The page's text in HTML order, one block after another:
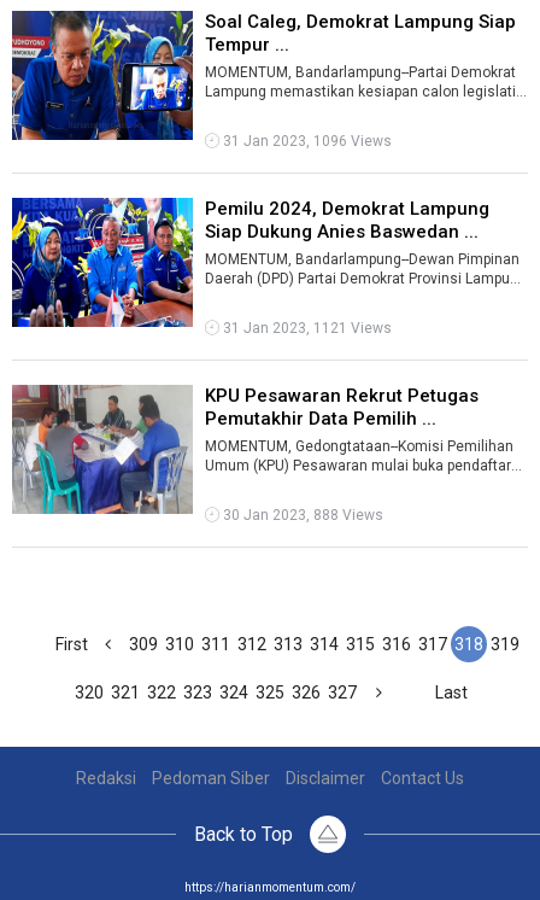
Soal Caleg, Demokrat Lampung Siap
Tempur ...
MOMENTUM, Bandarlampung--Partai Demokrat
Lampung memastikan kesiapan calon legislatif
31 Jan 2023, 1096 Views
Pemilu 2024, Demokrat Lampung
Siap Dukung Anies Baswedan ...
MOMENTUM, Bandarlampung--Dewan Pimpinan
Daerah (DPD) Partai Demokrat Provinsi Lampung
31 Jan 2023, 1121 Views
KPU Pesawaran Rekrut Petugas
Pemutakhir Data Pemilih ...
MOMENTUM, Gedongtataan--Komisi Pemilihan
Umum (KPU) Pesawaran mulai buka pendaftaran
30 Jan 2023, 888 Views
First 309 310 311 312 313 314 315 316 317 318 319
320 321 322 323 324 325 326 327 Last
Redaksi Pedoman Siber Disclaimer Contact Us
Back to Top
https://harianmomentum.com/